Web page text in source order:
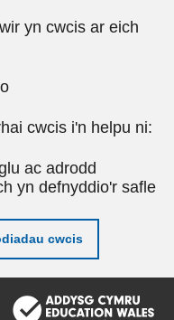
yn cwcis ar eich
cwcis i'n helpu ni:
ac adrodd
yn defnyddio'r safle
cwcis